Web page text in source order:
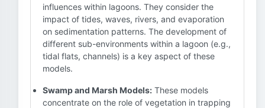
influences within lagoons. They consider the
impact of tides, waves, rivers, and evaporation
on sedimentation patterns. The development of
different sub-environments within a lagoon (e.g.,
tidal flats, channels) is a key aspect of these
models.
Swamp and Marsh Models: These models
concentrate on the role of vegetation in trapping